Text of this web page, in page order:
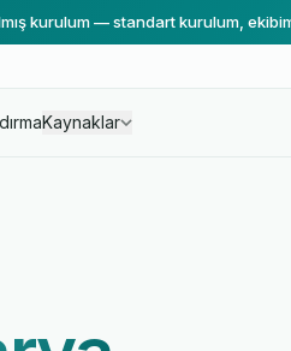
kurulum — standart kurulum,
Kaynaklar